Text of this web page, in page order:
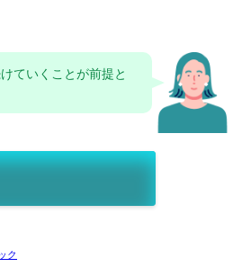
ていくことが前提と
ク